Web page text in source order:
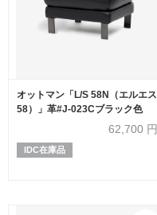
オットマン「L/S 58N（エルエス
58）」革#J-023Cブラック色
62,700 円
IDC在庫品